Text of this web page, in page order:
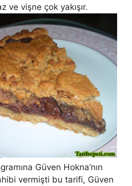
ve vişne çok yakışır.
Güven Hokna’nın
vermişti bu tarifi, Güven